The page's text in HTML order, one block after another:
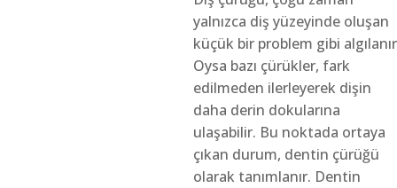
yalnızca diş yüzeyinde oluşan
küçük bir problem gibi
Oysa bazı çürükler, fark
edilmeden ilerleyerek dişin
daha derin dokularına
ulaşabilir. Bu noktada ortaya
çıkan durum, dentin çürüğü
olarak tanımlanır. Dentin